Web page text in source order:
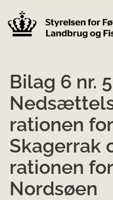
Bilag 6 nr.
rationen
Skagerrak
rationen
Nordsøen